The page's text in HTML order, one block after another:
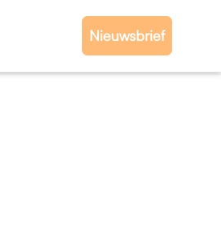
Nieuwsbrief